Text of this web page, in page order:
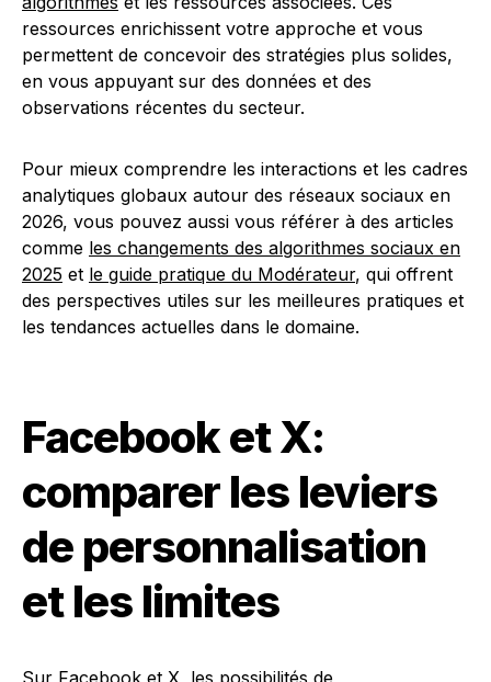
ressources enrichissent votre approche et vous
permettent de concevoir des stratégies plus solides,
en vous appuyant sur des données et des
observations récentes du secteur.
Pour mieux comprendre les interactions et les cadres
analytiques globaux autour des réseaux sociaux en
2026, vous pouvez aussi vous référer à des articles
comme les changements des algorithmes sociaux en
2025 et le guide pratique du Modérateur, qui offrent
des perspectives utiles sur les meilleures pratiques et
les tendances actuelles dans le domaine.
Facebook et X:
comparer les leviers
de personnalisation
et les limites
Sur Facebook et X, les possibilités de